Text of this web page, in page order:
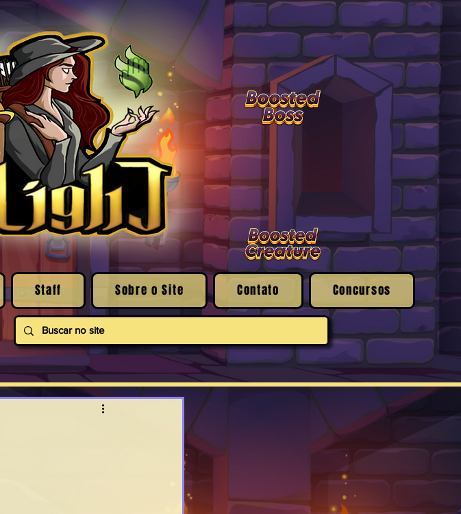
Staff Sobre o Site Contato Concursos